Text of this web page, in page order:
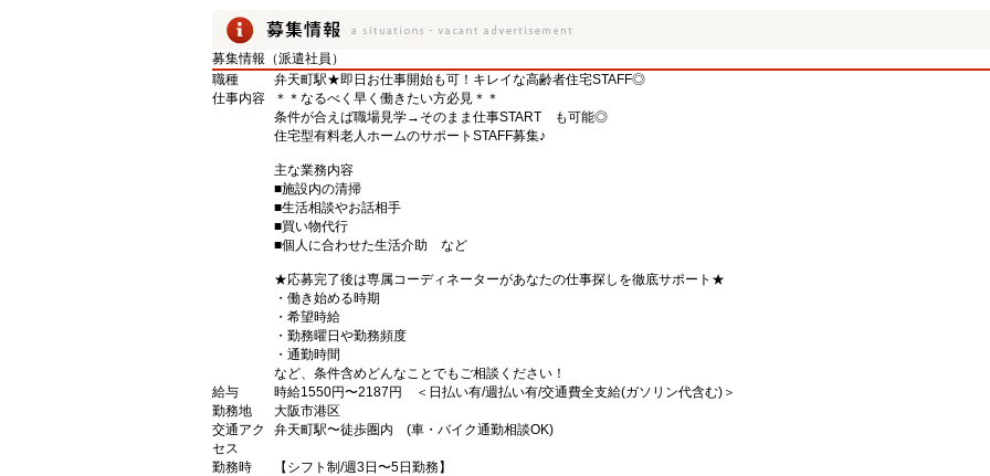
募集情報（派遣社員）
職種
弁天町駅★即日お仕事開始も可！キレイな高齢者住宅STAFF◎
仕事内容
＊＊なるべく早く働きたい方必見＊＊
条件が合えば職場見学→そのまま仕事START も可能◎
住宅型有料老人ホームのサポートSTAFF募集♪
主な業務内容
■施設内の清掃
■生活相談やお話相手
■買い物代行
■個人に合わせた生活介助 など
★応募完了後は専属コーディネーターがあなたの仕事探しを徹底サポート★
・働き始める時期
・希望時給
・勤務曜日や勤務頻度
・通勤時間
など、条件含めどんなことでもご相談ください！
給与
時給1550円〜2187円 ＜日払い有/週払い有/交通費全支給(ガソリン代含む)＞
勤務地
大阪市港区
交通アク
セス
弁天町駅〜徒歩圏内 (車・バイク通勤相談OK)
勤務時
【シフト制/週3日〜5日勤務】